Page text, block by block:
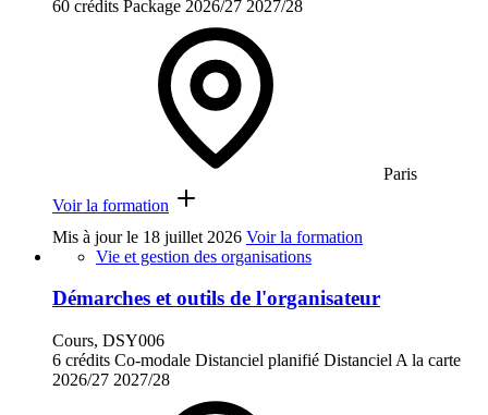
60 crédits Package 2026/27 2027/28
Paris
Voir la formation
Mis à jour le 18 juillet 2026 Voir la formation
Vie et gestion des organisations
Démarches et outils de l'organisateur
Cours, DSY006
6 crédits Co-modale Distanciel planifié Distanciel A la carte
2026/27 2027/28